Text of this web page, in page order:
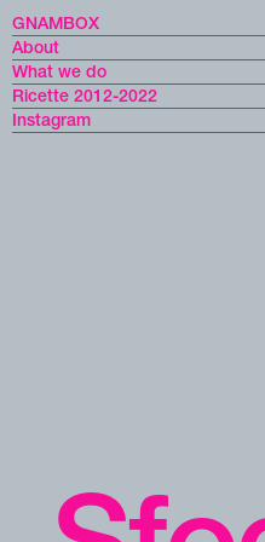
GNAMBOX
About
What we do
Ricette 2012-2022
Instagram